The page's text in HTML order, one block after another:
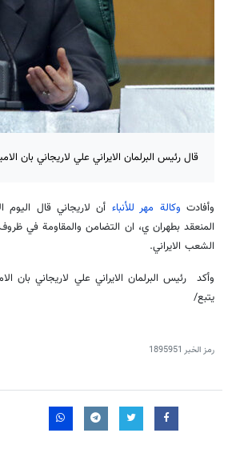
قال رئيس البرلمان الايراني علي لاريجاني بان
وأفادت وكالة مهر للأنباء أن لاريجاني قال اليوم
المنعقد بطهران ي، ان التضامن والمقاومة في
الشعب الايراني.
وأكد رئيس البرلمان الايراني علي لاريجاني بان
يتبع/
رمز الخبر 1895951